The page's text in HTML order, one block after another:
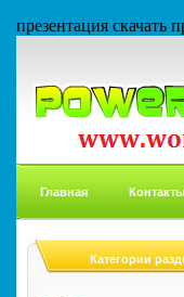
презентация
Главная Контакты
Категории